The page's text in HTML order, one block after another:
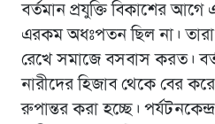
বর্তমান প্রযুক্তি বিকাশের আগে
এরকম অধঃপতন ছিল না।
রেখে সমাজে বসবাস করত।
নারীদের হিজাব থেকে বের
রুপান্তর করা হচ্ছে।